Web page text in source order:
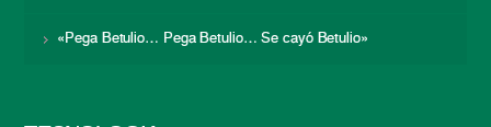
«Pega Betulio… Pega Betulio… Se cayó Betulio»